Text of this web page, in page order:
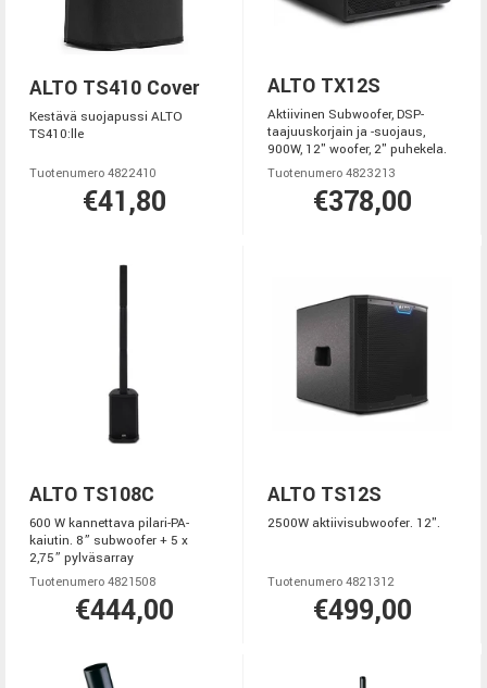
ALTO TS410 Cover
Kestävä suojapussi ALTO
TS410:lle
Tuotenumero 4822410
€41,80
ALTO TX12S
Aktiivinen Subwoofer, DSP-
taajuuskorjain ja -suojaus,
900W, 12" woofer, 2" puhekela.
Tuotenumero 4823213
€378,00
ALTO TS108C
600 W kannettava pilari-PA-
kaiutin. 8” subwoofer + 5 x
2,75” pylväsarray
Tuotenumero 4821508
€444,00
ALTO TS12S
2500W aktiivisubwoofer. 12".
Tuotenumero 4821312
€499,00